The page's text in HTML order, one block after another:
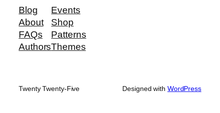
Blog
About
FAQs
Authors
Events
Shop
Patterns
Themes
Twenty Twenty-Five Designed with WordPress